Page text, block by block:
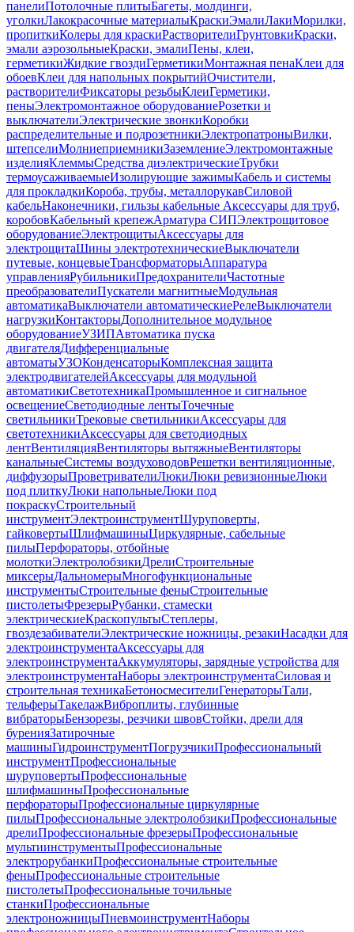
панелиПотолочные плитыБагеты, молдинги,
уголкиЛакокрасочные материалыКраскиЭмалиЛакиМорилки,
пропиткиКолеры для краскиРастворителиГрунтовкиКраски,
эмали аэрозольныеКраски, эмалиПены, клеи,
герметикиЖидкие гвоздиГерметикиМонтажная пенаКлеи для
обоевКлеи для напольных покрытийОчистители,
растворителиФиксаторы резьбыКлеиГерметики,
пеныЭлектромонтажное оборудованиеРозетки и
выключателиЭлектрические звонкиКоробки
распределительные и подрозетникиЭлектропатроныВилки,
штепселиМолниеприемникиЗаземлениеЭлектромонтажные
изделияКлеммыСредства диэлектрическиеТрубки
термоусаживаемыеИзолирующие зажимыКабель и системы
для прокладкиКороба, трубы, металлорукавСиловой
кабельНаконечники, гильзы кабельные Аксессуары для труб,
коробовКабельный крепежАрматура СИПЭлектрощитовое
оборудованиеЭлектрощитыАксессуары для
электрощитаШины электротехническиеВыключатели
путевые, концевыеТрансформаторыАппаратура
управленияРубильникиПредохранителиЧастотные
преобразователиПускатели магнитныеМодульная
автоматикаВыключатели автоматическиеРелеВыключатели
нагрузкиКонтакторыДополнительное модульное
оборудованиеУЗИПАвтоматика пуска
двигателяДифференциальные
автоматыУЗОКонденсаторыКомплексная защита
электродвигателейАксессуары для модульной
автоматикиСветотехникаПромышленное и сигнальное
освещениеСветодиодные лентыТочечные
светильникиТрековые светильникиАксессуары для
светотехникиАксессуары для светодиодных
лентВентиляцияВентиляторы вытяжныеВентиляторы
канальныеСистемы воздуховодовРешетки вентиляционные,
диффузорыПроветривателиЛюкиЛюки ревизионныеЛюки
под плиткуЛюки напольныеЛюки под
покраскуСтроительный
инструментЭлектроинструментШуруповерты,
гайковертыШлифмашиныЦиркулярные, сабельные
пилыПерфораторы, отбойные
молоткиЭлектролобзикиДрелиСтроительные
миксерыДальномерыМногофункциональные
инструментыСтроительные феныСтроительные
пистолетыФрезерыРубанки, стамески
электрическиеКраскопультыСтеплеры,
гвоздезабивателиЭлектрические ножницы, резакиНасадки для
электроинструментаАксессуары для
электроинструментаАккумуляторы, зарядные устройства для
электроинструментаНаборы электроинструментаСиловая и
строительная техникаБетоносмесителиГенераторыТали,
тельферыТакелажВиброплиты, глубинные
вибраторыБензорезы, резчики швовСтойки, дрели для
буренияЗатирочные
машиныГидроинструментПогрузчикиПрофессиональный
инструментПрофессиональные
шуруповертыПрофессиональные
шлифмашиныПрофессиональные
перфораторыПрофессиональные циркулярные
пилыПрофессиональные электролобзикиПрофессиональные
дрелиПрофессиональные фрезерыПрофессиональные
мультиинструментыПрофессиональные
электрорубанкиПрофессиональные строительные
феныПрофессиональные строительные
пистолетыПрофессиональные точильные
станкиПрофессиональные
электроножницыПневмоинструментНаборы